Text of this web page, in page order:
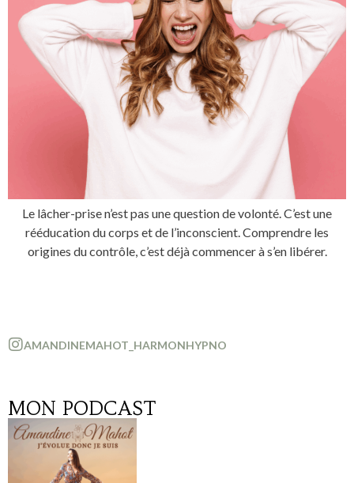
Le lâcher-prise n’est pas une question de volonté. C’est une
rééducation du corps et de l’inconscient. Comprendre les
origines du contrôle, c’est déjà commencer à s’en libérer.
AMANDINEMAHOT_HARMONHYPNO
MON PODCAST